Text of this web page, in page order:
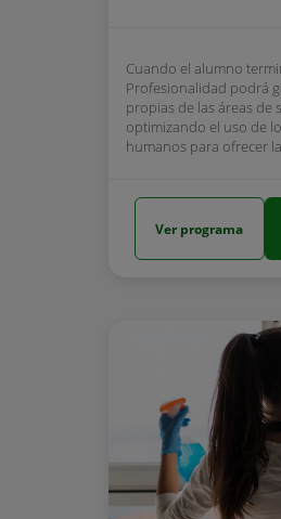
Cuando el alumno
Profesionalidad podrá
propias de las áreas de
optimizando el uso de
humanos para ofrecer
Ver programa